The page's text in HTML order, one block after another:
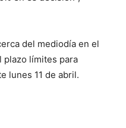
del mediodía en el
plazo límites para
lunes 11 de abril.